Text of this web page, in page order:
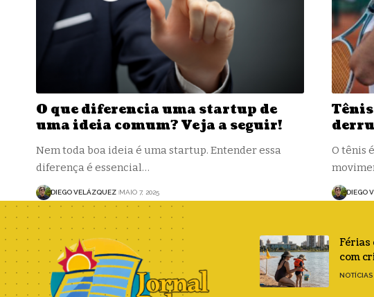
O que diferencia uma startup de
uma ideia comum? Veja a seguir!
Nem toda boa ideia é uma startup. Entender essa
diferença é essencial…
DIEGO VELÁZQUEZ MAIO 7, 2025
O tênis
DIEGO
Férias
com
NOTÍCIAS